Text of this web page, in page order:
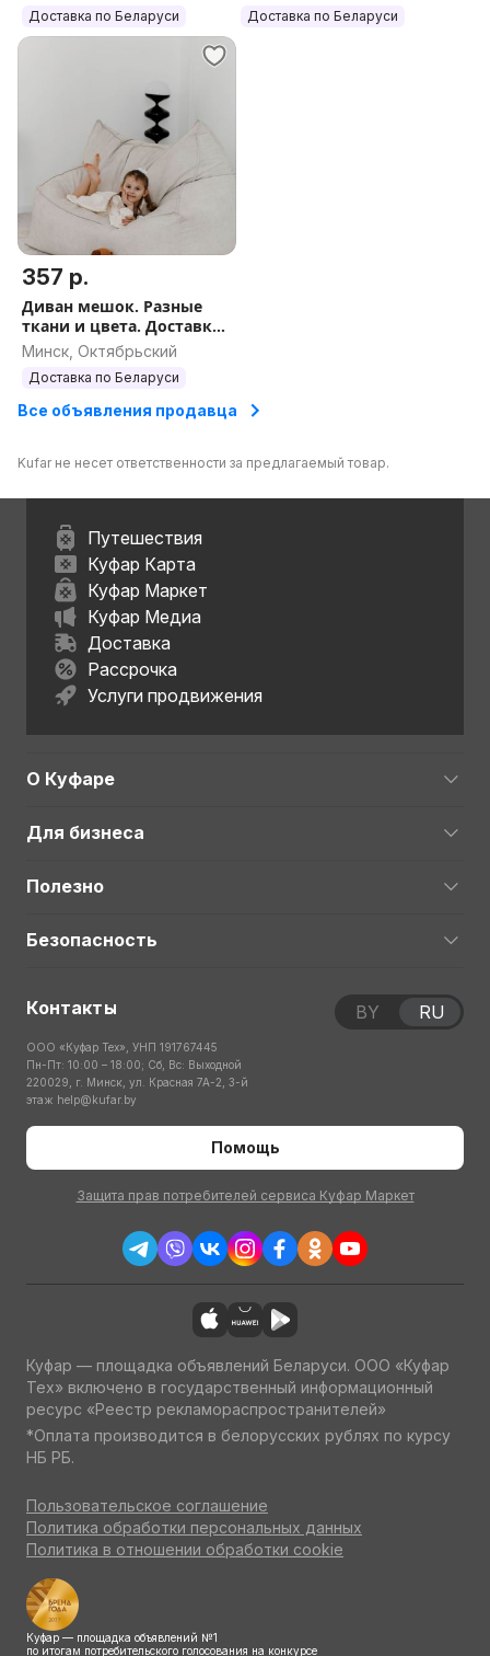
Доставка по Беларуси Доставка по Беларуси
357 р.
Диван мешок. Разные
ткани и цвета. Доставка
по РБ.
Минск, Октябрьский
Доставка по Беларуси
Все объявления продавца
Kufar не несет ответственности за предлагаемый товар.
Путешествия
Куфар Карта
Куфар Маркет
Куфар Медиа
Доставка
Рассрочка
Услуги продвижения
О Куфаре
Для бизнеса
Полезно
Безопасность
Контакты
ООО «Куфар Тех», УНП 191767445
Пн-Пт: 10:00 – 18:00; Сб, Вс: Выходной
220029, г. Минск, ул. Красная 7А-2, 3-й
этаж help@kufar.by
Помощь
Защита прав потребителей сервиса Куфар Маркет
BY RU
Куфар — площадка объявлений Беларуси. ООО «Куфар
Тех» включено в государственный информационный
ресурс «Реестр рекламораспространителей»
*Оплата производится в белорусских рублях по курсу
НБ РБ.
Пользовательское соглашение
Политика обработки персональных данных
Политика в отношении обработки cookie
Куфар — площадка объявлений №1
по итогам потребительского голосования на конкурсе